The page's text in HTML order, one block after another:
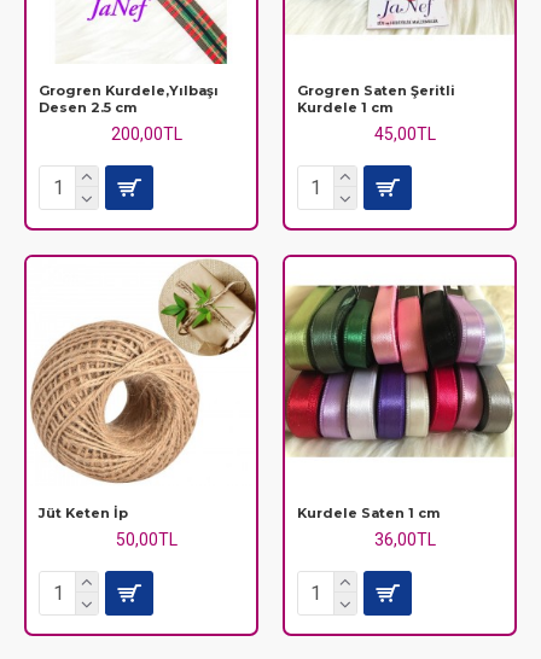
Grogren Kurdele,Yılbaşı
Desen 2.5 cm
200,00TL
Grogren Saten Şeritli
Kurdele 1 cm
45,00TL
Jüt Keten İp
50,00TL
Kurdele Saten 1 cm
36,00TL